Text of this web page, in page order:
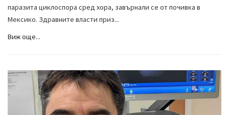
паразита циклоспора сред хора, завърнали се от почивка в
Мексико. Здравните власти приз...
Виж още...